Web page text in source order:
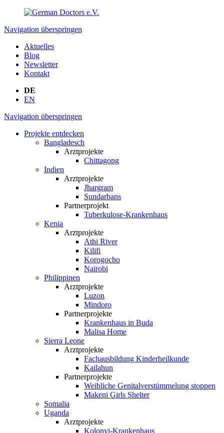
Navigation überspringen
Aktuelles
Blog
Newsletter
Kontakt
DE
EN
Navigation überspringen
Projekte entdecken
Bangladesch
Arztprojekte
Chittagong
Indien
Arztprojekte
Jhargram
Sundarbans
Partnerprojekt
Tuberkulose-Krankenhaus
Kenia
Arztprojekte
Athi River
Kilifi
Korogocho
Nairobi
Philippinen
Arztprojekte
Luzon
Mindoro
Partnerprojekte
Krankenhaus in Buda
Malisa Home
Sierra Leone
Arztprojekte
Fachausbildung Kinderheilkunde
Kailahun
Partnerprojekte
Weibliche Genital­verstümmelung stoppen
Makeni Girls Shelter
Somalia
Uganda
Arztprojekte
Kolonyi-Krankenhaus